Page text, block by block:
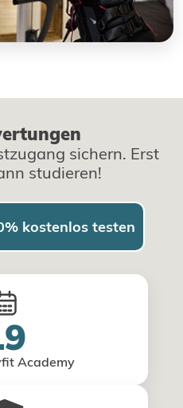
sichern. Erst
studieren!
kostenlos testen
Academy